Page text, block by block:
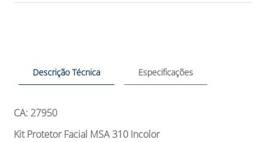
Descrição Técnica Especificações
CA: 27950
Kit Protetor Facial MSA 310 Incolor